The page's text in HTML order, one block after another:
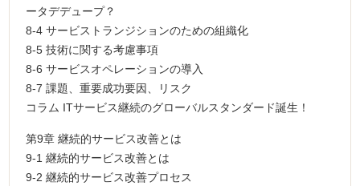
ータデデュープ？
8-4 サービストランジションのための組織化
8-5 技術に関する考慮事項
8-6 サービスオペレーションの導入
8-7 課題、重要成功要因、リスク
コラム ITサービス継続のグローバルスタンダード誕生！
第9章 継続的サービス改善とは
9-1 継続的サービス改善とは
9-2 継続的サービス改善プロセス